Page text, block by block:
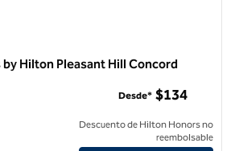
by Hilton Pleasant Hill Concord
Desde* $134
Descuento de Hilton Honors no
reembolsable